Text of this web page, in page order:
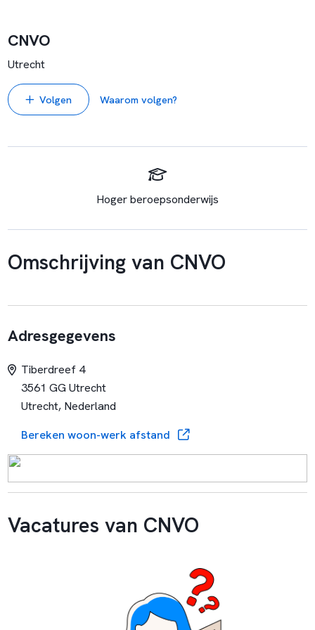
CNVO
Utrecht
Volgen Waarom volgen?
Hoger beroepsonderwijs
Omschrijving van CNVO
Adresgegevens
Tiberdreef 4
3561 GG Utrecht
Utrecht, Nederland
Bereken woon-werk afstand
Vacatures van CNVO